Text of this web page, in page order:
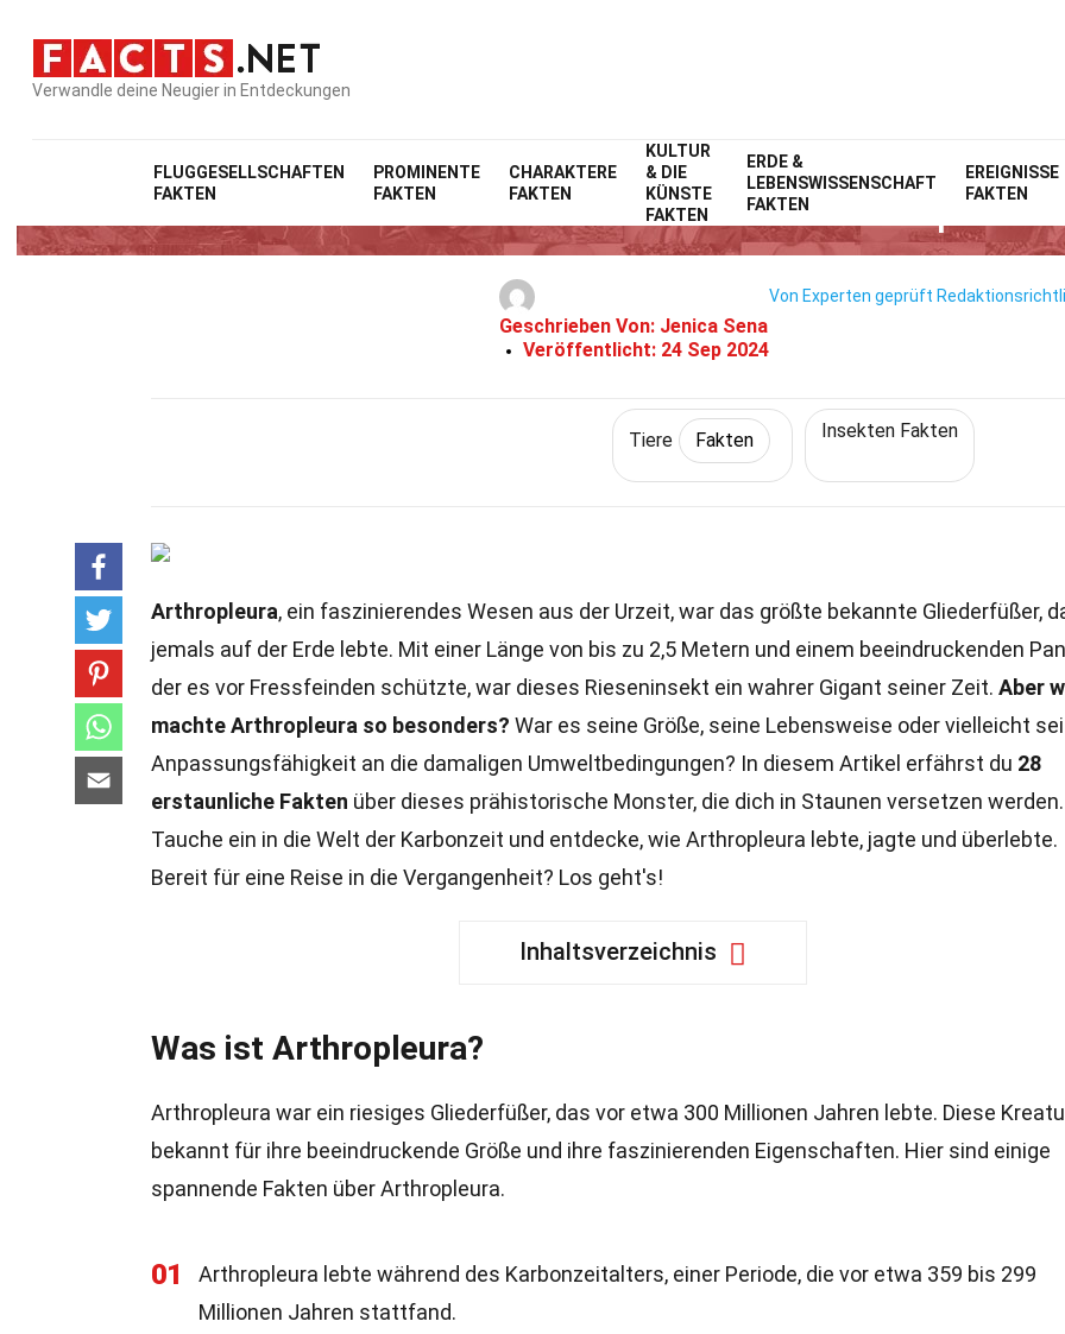
Verwandle deine Neugier in Entdeckungen
FLUGGESELLSCHAFTEN
FAKTEN
PROMINENTE
FAKTEN
CHARAKTERE
FAKTEN
KULTUR
& DIE
KÜNSTE
FAKTEN
ERDE &
LEBENSWISSENSCHAFT
FAKTEN
EREIGNISSE
FAKTEN
Home Natur Fakten
28 Fakten Über Arthropleura
Geschrieben Von: Jenica Sena
Veröffentlicht: 24 Sep 2024
Von Experten geprüft
Tiere Fakten Insekten Fakten
Arthropleura, ein faszinierendes Wesen aus der Urzeit, war das größte bekannte Gliederfüßer,
jemals auf der Erde lebte. Mit einer Länge von bis zu 2,5 Metern und einem beeindruckenden
der es vor Fressfeinden schützte, war dieses Rieseninsekt ein wahrer Gigant seiner Zeit. Aber
machte Arthropleura so besonders? War es seine Größe, seine Lebensweise oder vielleicht
Anpassungsfähigkeit an die damaligen Umweltbedingungen? In diesem Artikel erfährst du 28
erstaunliche Fakten über dieses prähistorische Monster, die dich in Staunen versetzen werden.
Tauche ein in die Welt der Karbonzeit und entdecke, wie Arthropleura lebte, jagte und überlebte.
Bereit für eine Reise in die Vergangenheit? Los geht's!
Inhaltsverzeichnis
Was ist Arthropleura?
Arthropleura war ein riesiges Gliederfüßer, das vor etwa 300 Millionen Jahren lebte. Diese
bekannt für ihre beeindruckende Größe und ihre faszinierenden Eigenschaften. Hier sind einige
spannende Fakten über Arthropleura.
01
Arthropleura lebte während des Karbonzeitalters, einer Periode, die vor etwa 359 bis 299
Millionen Jahren stattfand.